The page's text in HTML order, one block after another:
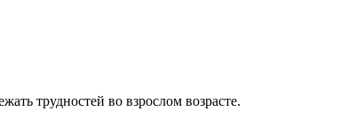
трудностей во взрослом возрасте.